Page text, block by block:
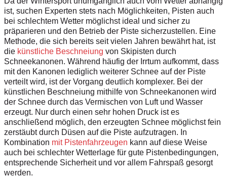
ist, suchen Experten stets nach Möglichkeiten, Pisten auch
bei schlechtem Wetter möglichst ideal und sicher zu
präparieren und den Betrieb der Piste sicherzustellen. Eine
Methode, die sich bereits seit vielen Jahren bewährt hat, ist
die künstliche Beschneiung von Skipisten durch
Schneekanonen. Während häufig der Irrtum aufkommt, dass
mit den Kanonen lediglich weiterer Schnee auf der Piste
verteilt wird, ist der Vorgang deutlich komplexer. Bei der
künstlichen Beschneiung mithilfe von Schneekanonen wird
der Schnee durch das Vermischen von Luft und Wasser
erzeugt. Nur durch einen sehr hohen Druck ist es
anschließend möglich, den erzeugten Schnee möglichst fein
zerstäubt durch Düsen auf die Piste aufzutragen. In
Kombination mit Pistenfahrzeugen kann auf diese Weise
auch bei schlechter Wetterlage für gute Pistenbedingungen,
entsprechende Sicherheit und vor allem Fahrspaß gesorgt
werden.